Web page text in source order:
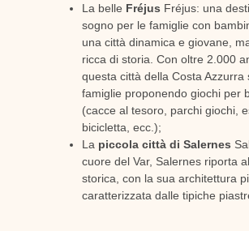
La belle Fréjus Fréjus: una
sogno per le famiglie con
una città dinamica e giovane,
ricca di storia. Con oltre 2.000
questa città della Costa Azzurra
famiglie proponendo giochi per
(cacce al tesoro, parchi giochi,
bicicletta, ecc.);
La piccola città di Salernes
cuore del Var, Salernes riporta
storica, con la sua architettura
caratterizzata dalle tipiche